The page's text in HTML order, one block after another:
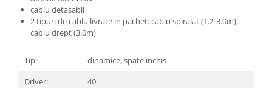
Accesorii pentru lumini
Bare Led
Case-uri de lumini
Comenzi si controllere
cablu detasabil
2 tipuri de cablu livrate in pachet: cablu spiralat (1.2-3.0m),
cablu drept (3.0m)
Tip:
dinamice, spate inchis
Driver:
40